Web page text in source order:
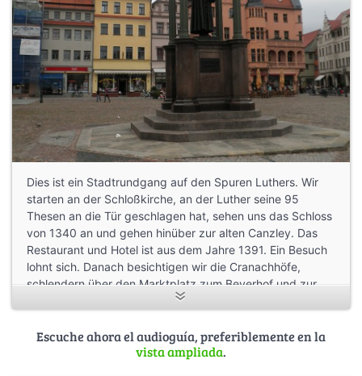
Dies ist ein Stadtrundgang auf den Spuren Luthers. Wir
starten an der Schloßkirche, an der Luther seine 95
Thesen an die Tür geschlagen hat, sehen uns das Schloss
von 1340 an und gehen hinüber zur alten Canzley. Das
Restaurant und Hotel ist aus dem Jahre 1391. Ein Besuch
lohnt sich. Danach besichtigen wir die Cranachhöfe,
schlendern über den Marktplatz zum Beyerhof und zur
Stadtkirche St. Marien. Vom Kirchplatz aus geht es dann
natürlich zum Lutherhaus und zuletzt zur Luthereiche.
Escuche ahora el audioguía, preferiblemente en la
vista ampliada.